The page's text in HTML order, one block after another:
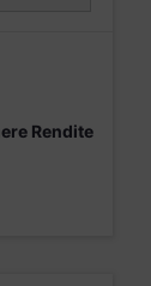
Rendite